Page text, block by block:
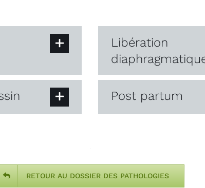
Libération
Post partum
RETOUR AU DOSSIER DES PATHOLOGIES